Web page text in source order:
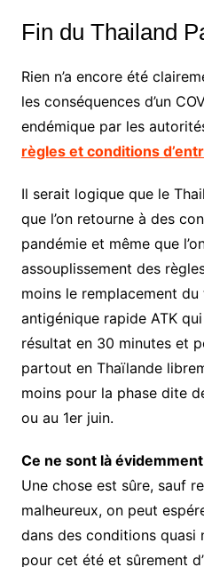
Fin du Thailand
Rien n’a encore été
les conséquences d’un
endémique par les
règles et conditions
Il serait logique que le
que l’on retourne à des
pandémie et même que
assouplissement des
moins le remplacement du
antigénique rapide ATK
résultat en 30 minutes et
partout en Thaïlande
moins pour la phase dite
ou au 1er juin.
Ce ne sont là
Une chose est sûre, sauf
malheureux, on peut
dans des conditions quasi
pour cet été et sûrement